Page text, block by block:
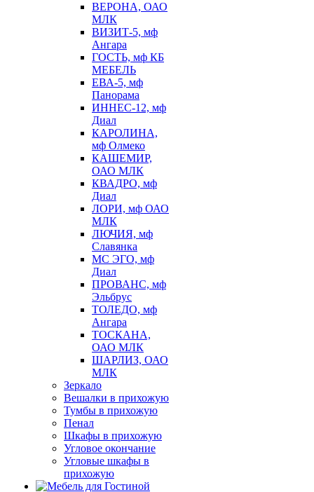
ВЕРОНА, ОАО
МЛК
ВИЗИТ-5, мф
Ангара
ГОСТЬ, мф КБ
МЕБЕЛЬ
ЕВА-5, мф
Панорама
ИННЕС-12, мф
Диал
КАРОЛИНА,
мф Олмеко
КАШЕМИР,
ОАО МЛК
КВАДРО, мф
Диал
ЛОРИ, мф ОАО
МЛК
ЛЮЧИЯ, мф
Славянка
МС ЭГО, мф
Диал
ПРОВАНС, мф
Эльбрус
ТОЛЕДО, мф
Ангара
ТОСКАНА,
ОАО МЛК
ШАРЛИЗ, ОАО
МЛК
Зеркало
Вешалки в прихожую
Тумбы в прихожую
Пенал
Шкафы в прихожую
Угловое окончание
Угловые шкафы в
прихожую